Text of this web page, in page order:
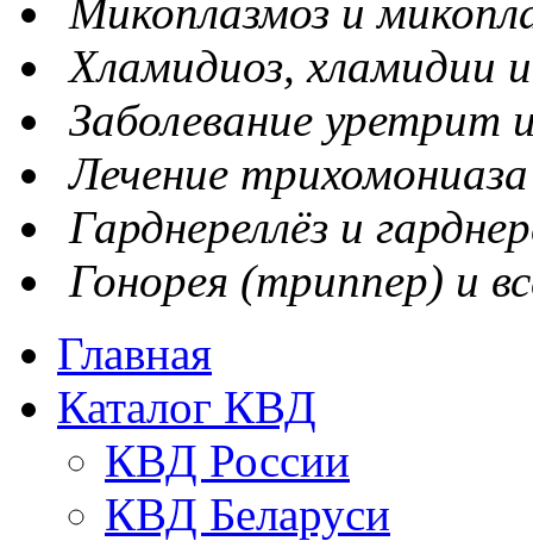
Микоплазмоз и
Хламидиоз, хламидии
Заболевание уретрит
Лечение
Гарднереллёз и
Гонорея (триппер) и
Главная
Каталог КВД
КВД России
КВД Беларуси